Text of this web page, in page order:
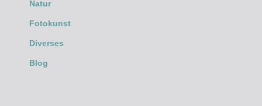
Natur
Fotokunst
Diverses
Blog